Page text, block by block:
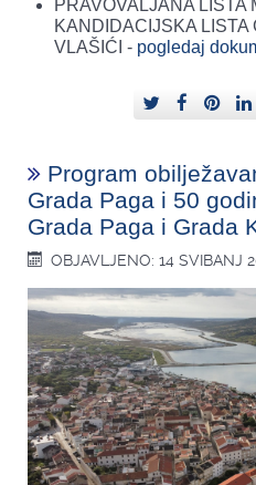
PRAVOVALJANA LISTA
KANDIDACIJSKA
VLAŠIĆI - pogledaj
Program
Grada Paga i 50
Grada Paga i Grada
OBJAVLJENO: 14 SVIBANJ